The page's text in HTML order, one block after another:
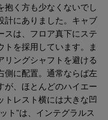
抱く方も少なくないでし
計にありました。キャブ
スは、フロア真下にステ
トを採用しています。ま
リングシャフトを避ける
側に配置。通常ならば左
が、ほとんどのハイエー
トレスト横には大きな凹
ト”は、インテグラルス